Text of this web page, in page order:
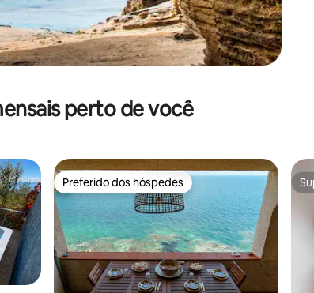
perto de você
Preferido dos hóspedes
Preferido dos hóspedes